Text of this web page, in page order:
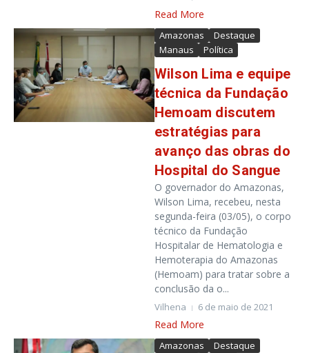
Read More
Amazonas
Destaque
Manaus
Política
Wilson Lima e equipe
técnica da Fundação
Hemoam discutem
estratégias para
avanço das obras do
Hospital do Sangue
O governador do Amazonas,
Wilson Lima, recebeu, nesta
segunda-feira (03/05), o corpo
técnico da Fundação
Hospitalar de Hematologia e
Hemoterapia do Amazonas
(Hemoam) para tratar sobre a
conclusão da o...
Vilhena 6 de maio de 2021
Read More
Amazonas
Destaque